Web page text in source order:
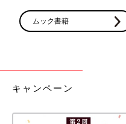
ムック書籍
キャンペーン